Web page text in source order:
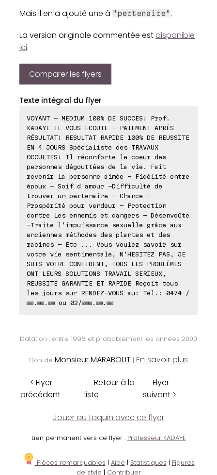
Mais il en a ajouté une à "pertenaire" .
La version originale commentée est disponible
ici.
Comparer les flyers
Texte intégral du flyer
VOYANT - MEDIUM 100% DE SUCCES! Prof.
KADAYE IL VOUS ECOUTE - PAIEMENT APRÈS
RÉSULTAT! RESULTAT RAPIDE 100% DE REUSSITE
EN 4 JOURS Spécialiste des TRAVAUX
OCCULTES! Il réconforte le coeur des
personnes dégouttées de la vie. Fait
revenir la personne aimée - Fidélité entre
époux - Soif d'amour -Difficulté de
trouver un pertenaire - Chance -
Prospérité pour vendeur - Protection
contre les ennemis et dangers - Désenvoûte
-Traite l'impuissance sexuelle grâce aux
anciennes méthodes des plantes et des
racines - Etc ... Vous voulez savoir sur
votre vie sentimentale, N'HESITEZ PAS, JE
SUIS VOTRE CONFIDENT, TOUS LES PROBLÈMES
ONT LEURS SOLUTIONS TRAVAIL SERIEUX,
REUSSITE GARANTIE ET RAPIDE Reçoit tous
les jours sur RENDEZ-VOUS au: Tél.: 0474 /
⊠⊠.⊠⊠.⊠⊠ ou 02/⊠⊠⊠.⊠⊠.⊠⊠
Datation : entre 1996 et probablement les années 2000
Don de Monsieur MARABOUT | En savoir plus
< Flyer
précédent
Retour à la
liste
Flyer
suivant >
Jouer au taquin avec ce flyer
Lien permanent vers ce flyer : Professeur KADAYE
Pièces remarquables | Aide | Statistiques | Figures
de style | Contribuer